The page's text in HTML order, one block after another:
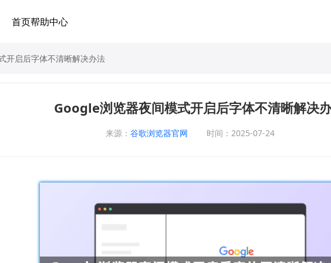
首页帮助中心
开启后字体不清晰解决办法
Google浏览器夜间模式开启后字体不清晰解决
来源： 谷歌浏览器官网 时间：2025-07-24